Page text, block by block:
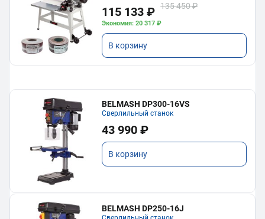
115 133 ₽ 135 450 ₽
Экономия: 20 317 ₽
В корзину
BELMASH DP300-16VS
Сверлильный станок
43 990 ₽
В корзину
BELMASH DP250-16J